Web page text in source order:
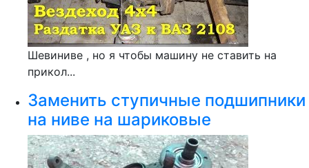
Шевиниве , но я чтобы машину не ставить на
прикол...
Заменить ступичные подшипники
на ниве на шариковые